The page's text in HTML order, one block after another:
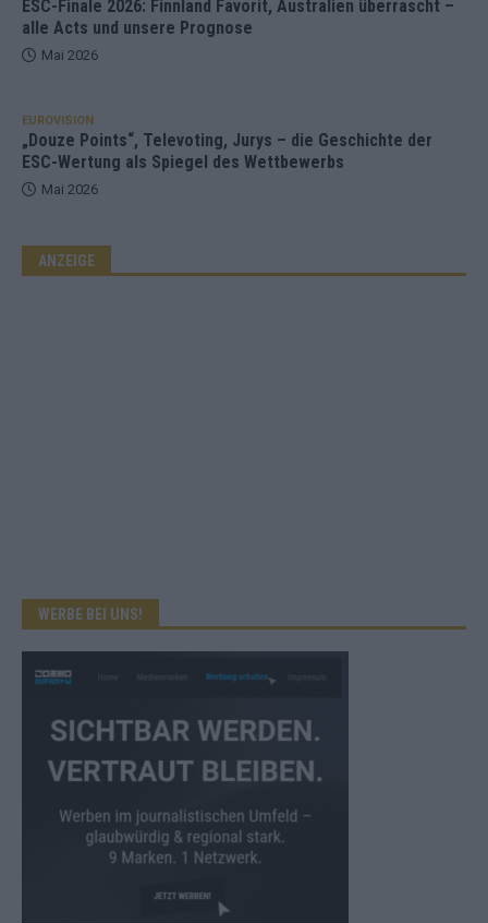
ESC-Finale 2026: Finnland Favorit, Australien überrascht –
alle Acts und unsere Prognose
Mai 2026
EUROVISION
„Douze Points“, Televoting, Jurys – die Geschichte der
ESC-Wertung als Spiegel des Wettbewerbs
Mai 2026
ANZEIGE
WERBE BEI UNS!